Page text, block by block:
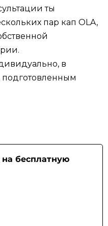
ты
пар кап OLA,
в
подготовленным
на бесплатную